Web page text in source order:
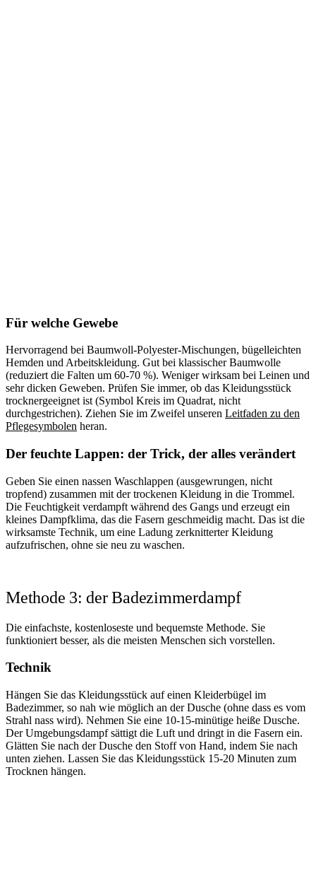
Für welche Gewebe
Hervorragend bei Baumwoll-Polyester-Mischungen, bügelleichten
Hemden und Arbeitskleidung. Gut bei klassischer Baumwolle
(reduziert die Falten um 60-70 %). Weniger wirksam bei Leinen und
sehr dicken Geweben. Prüfen Sie immer, ob das Kleidungsstück
trocknergeeignet ist (Symbol Kreis im Quadrat, nicht
durchgestrichen). Ziehen Sie im Zweifel unseren Leitfaden zu den
Pflegesymbolen heran.
Der feuchte Lappen: der Trick, der alles verändert
Geben Sie einen nassen Waschlappen (ausgewrungen, nicht
tropfend) zusammen mit der trockenen Kleidung in die Trommel.
Die Feuchtigkeit verdampft während des Gangs und erzeugt ein
kleines Dampfklima, das die Fasern geschmeidig macht. Das ist die
wirksamste Technik, um eine Ladung zerknitterter Kleidung
aufzufrischen, ohne sie neu zu waschen.
Methode 3: der Badezimmerdampf
Die einfachste, kostenloseste und bequemste Methode. Sie
funktioniert besser, als die meisten Menschen sich vorstellen.
Technik
Hängen Sie das Kleidungsstück auf einen Kleiderbügel im
Badezimmer, so nah wie möglich an der Dusche (ohne dass es vom
Strahl nass wird). Nehmen Sie eine 10-15-minütige heiße Dusche.
Der Umgebungsdampf sättigt die Luft und dringt in die Fasern ein.
Glätten Sie nach der Dusche den Stoff von Hand, indem Sie nach
unten ziehen. Lassen Sie das Kleidungsstück 15-20 Minuten zum
Trocknen hängen.